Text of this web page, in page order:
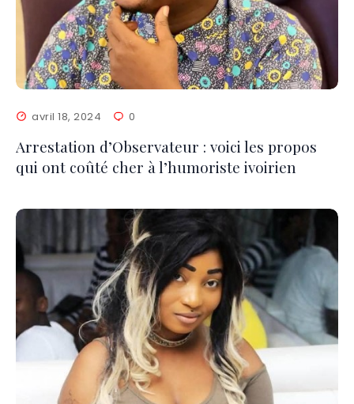
avril 18, 2024 0
Arrestation d’Observateur : voici les propos
qui ont coûté cher à l’humoriste ivoirien